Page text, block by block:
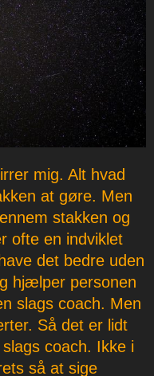
mig. Alt hvad
at gøre. Men
stakken og
ofte en indviklet
det bedre uden
hjælper personen
slags coach. Men
Så det er lidt
coach. Ikke i
så at sige